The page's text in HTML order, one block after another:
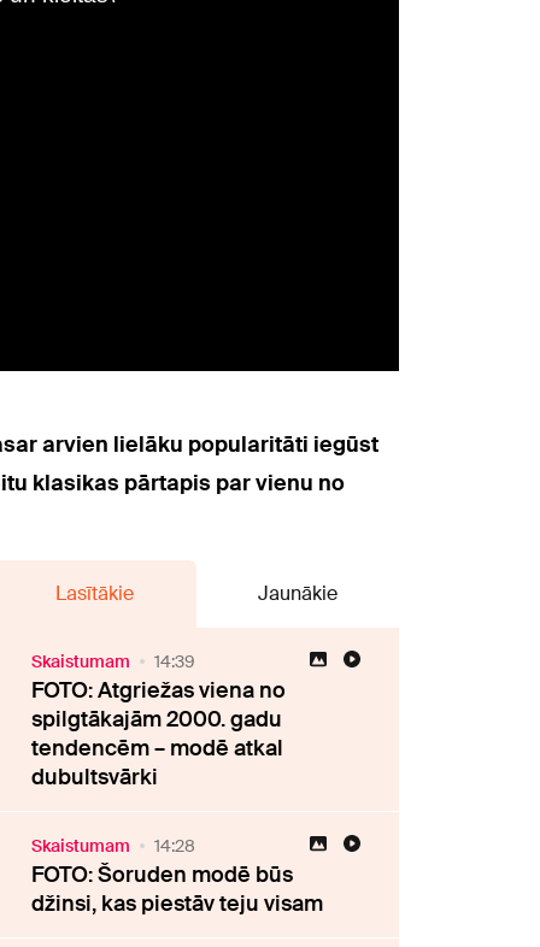
arvien lielāku popularitāti iegūst
klasikas pārtapis par vienu no
Lasītākie Jaunākie
Skaistumam 14:39
FOTO: Atgriežas viena no
spilgtākajām 2000. gadu
tendencēm – modē atkal
dubultsvārki
Skaistumam 14:28
FOTO: Šoruden modē būs
džinsi, kas piestāv teju visam